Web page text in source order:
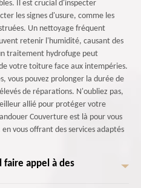
Il est crucial d'inspecter
les signes d'usure, comme les
Un nettoyage fréquent
retenir l'humidité, causant des
traitement hydrofuge peut
votre toiture face aux intempéries.
vous pouvez prolonger la durée de
de réparations. N'oubliez pas,
allié pour protéger votre
Couverture est là pour vous
vous offrant des services adaptés
appel à des